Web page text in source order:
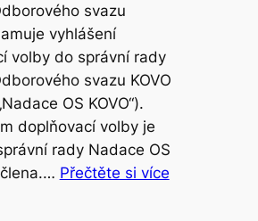
svazu
vyhlášení
volby do správní rady
svazu KOVO
OS KOVO“).
doplňovací volby je
rady Nadace OS
člena.… Přečtěte si více